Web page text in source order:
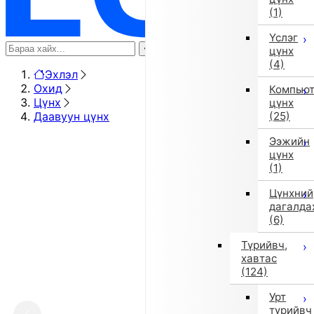
(1)
Үслэг
цүнх
(4)
цүнх
(25)
Ээжийн
цүнх
(1)
Цүнхний
(6)
Түрийвч,
хавтас
(124)
Урт
түрийвч
Эхлэл
Охид
Цүнх
Даавуун цүнх